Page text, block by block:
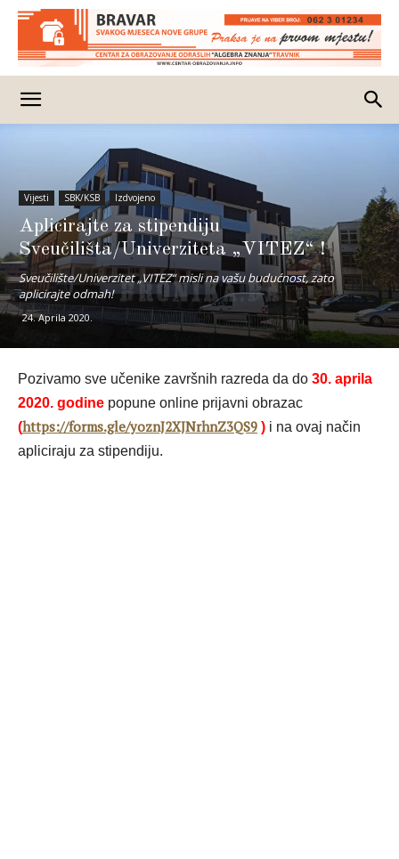
Vijesti SBK/KSB Izdvojeno
Aplicirajte za stipendiju
Sveučilišta/Univerziteta „VITEZ“ !
Sveučilište/Univerzitet „VITEZ“ misli na vašu budućnost, zato
aplicirajte odmah!
24. Aprila 2020.
Pozivamo sve učenike završnih razreda da do 30. aprila
2020. godine popune online prijavni obrazac
(https://forms.gle/yoznJ2XJNrhnZ3QS9 ) i na ovaj način
apliciraju za stipendiju.